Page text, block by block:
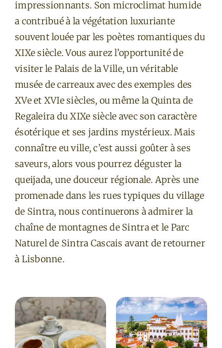
impressionnants. Son microclimat humide
a contribué à la végétation luxuriante
souvent louée par les poètes romantiques du
XIXe siècle. Vous aurez l’opportunité de
visiter le Palais de la Ville, un véritable
musée de carreaux avec des exemples des
XVe et XVIe siècles, ou même la Quinta de
Regaleira du XIXe siècle avec son caractère
ésotérique et ses jardins mystérieux. Mais
connaître eu ville, c’est aussi goûter à ses
saveurs, alors vous pourrez déguster la
queijada, une douceur régionale. Après une
promenade dans les rues typiques du village
de Sintra, nous continuerons à admirer la
chaîne de montagnes de Sintra et le Parc
Naturel de Sintra Cascais avant de retourner
à Lisbonne.